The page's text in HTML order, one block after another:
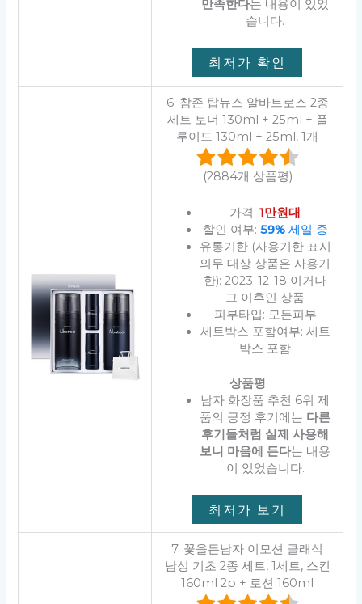
만족한다는 내용이 있었
습니다.
최저가 확인
6. 참존 탑뉴스 알바트로스 2종
세트 토너 130ml + 25ml + 플
루이드 130ml + 25ml, 1개
(2884개 상품평)
가격:1만원대
할인 여부: 59%세일 중
유통기한 (사용기한 표시
의무 대상 상품은 사용기
한): 2023-12-18 이거나
그 이후인 상품
피부타입: 모든피부
세트박스 포함여부: 세트
박스 포함
상품평
남자 화장품 추천 6위 제
품의 긍정 후기에는 다른
후기들처럼 실제 사용해
보니 마음에 든다는 내용
이 있었습니다.
최저가 보기
7. 꽃을든남자 이모션 클래식
남성 기초 2종 세트, 1세트, 스킨
160ml 2p + 로션 160ml